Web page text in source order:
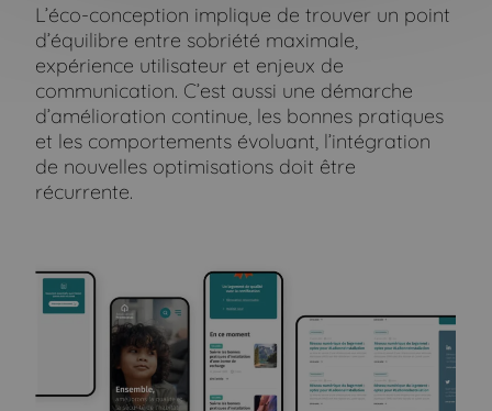
L’éco-conception implique de trouver un point
d’équilibre entre sobriété maximale,
expérience utilisateur et enjeux de
communication. C’est aussi une démarche
d’amélioration continue, les bonnes pratiques
et les comportements évoluant, l’intégration
de nouvelles optimisations doit être
récurrente.